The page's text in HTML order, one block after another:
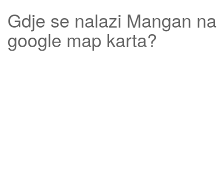
Gdje se nalazi Mangan na
google map karta?